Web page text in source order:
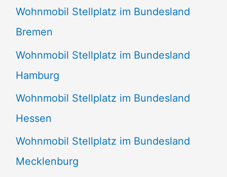
Wohnmobil Stellplatz im Bundesland
Bremen
Wohnmobil Stellplatz im Bundesland
Hamburg
Wohnmobil Stellplatz im Bundesland
Hessen
Wohnmobil Stellplatz im Bundesland
Mecklenburg